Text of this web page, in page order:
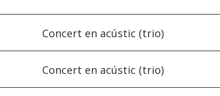
Concert en acústic (trio)
Concert en acústic (trio)